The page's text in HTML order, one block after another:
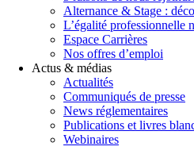
Alternance & Stage :
L’égalité professionnelle
Espace Carrières
Nos offres d’emploi
Actus & médias
Actualités
Communiqués de presse
News réglementaires
Publications et livres
Webinaires